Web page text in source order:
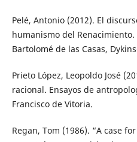
Pelé, Antonio (2012). El
humanismo del
Bartolomé de las Casas,
Prieto López, Leopoldo José
racional. Ensayos de
Francisco de Vitoria.
Regan, Tom (1986). “A case